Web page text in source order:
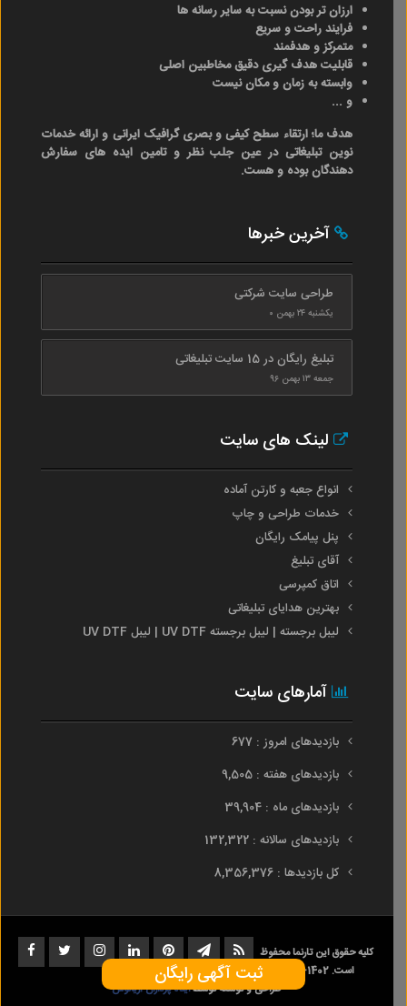
ارزان تر بودن نسبت به سایر رسانه ها
فرایند راحت و سریع
متمرکز و هدفمند
قابلیت هدف گیری دقیق مخاطبین اصلی
وابسته به زمان و مکان نیست
و ...
هدف ما؛ ارتقاء سطح کیفی و بصری گرافیک ایرانی و ارائه خدمات
نوین تبلیغاتی در عین جلب نظر و تامین ایده های سفارش
دهندگان بوده و هست.
آخرین خبرها
طراحی سایت شرکتی
یکشنبه ۲۴ بهمن ۰
تبلیغ رایگان در 15 سایت تبلیغاتی
جمعه ۱۳ بهمن ۹۶
لینک های سایت
انواع جعبه و کارتن آماده
خدمات طراحی و چاپ
پنل پیامک رایگان
آقای تبلیغ
اتاق کمپرسی
بهترین هدایای تبلیغاتی
لیبل برجسته | لیبل برجسته UV DTF | لیبل UV DTF
آمارهای سایت
بازدیدهای امروز : 677
بازدیدهای هفته : 9,505
بازدیدهای ماه : 39,904
بازدیدهای سالانه : 132,322
کل بازدیدها : 8,356,376
کلیه حقوق این تارنما محفوظ
است. 1402-1396
طراحی و توسعه توسطایده پردازان آریانوس
ثبت آگهی رایگان